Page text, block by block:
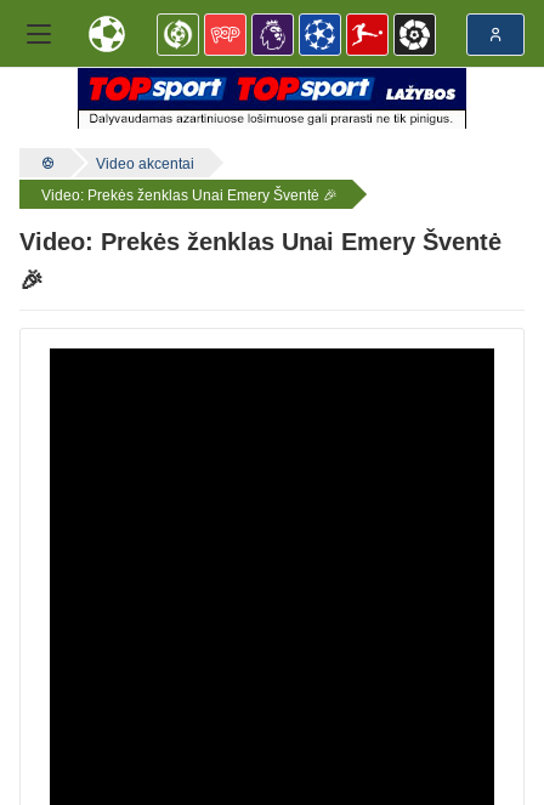
Video akcentai
Video: Prekės ženklas Unai Emery Šventė 🎉
Video: Prekės ženklas Unai Emery Šventė
🎉